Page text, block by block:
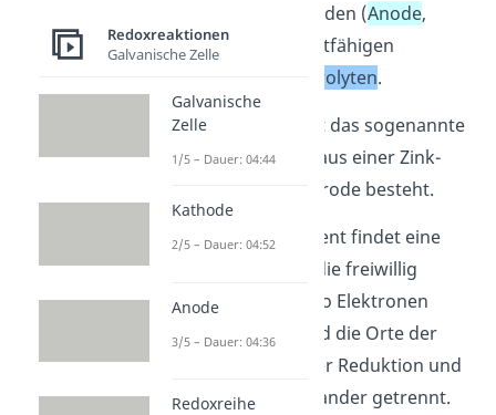
verschiedenen Elektroden (Anode,
Kathode) und einer leitfähigen
Elektrolyten.
Besonders bekannt ist das sogenannte
Daniell-Element, das aus einer Zink-
und einer Kupferelektrode besteht.
Im galvanischen Element findet eine
Redoxreaktion
statt, die freiwillig
abläuft. Es werden also Elektronen
übertragen. Dabei sind die Orte der
Teilreaktionen, also der Reduktion und
der Oxidation, voneinander getrennt.
Redoxreaktionen
Galvanische Zelle
Galvanische
Zelle
1/5 – Dauer: 04:44
Kathode
2/5 – Dauer: 04:52
Anode
3/5 – Dauer: 04:36
Redoxreihe